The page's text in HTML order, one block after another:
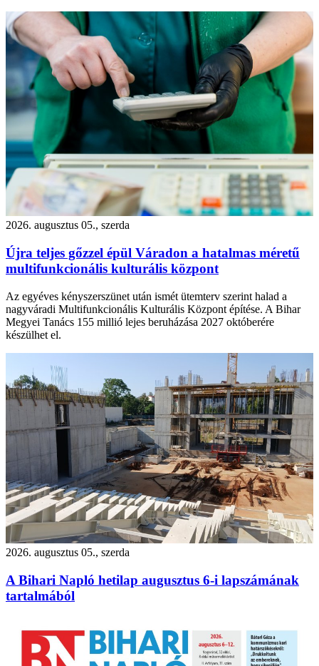
2026. augusztus 05., szerda
Újra teljes gőzzel épül Váradon a hatalmas méretű
multifunkcionális kulturális központ
Az egyéves kényszerszünet után ismét ütemterv szerint halad a
nagyváradi Multifunkcionális Kulturális Központ építése. A Bihar
Megyei Tanács 155 millió lejes beruházása 2027 októberére
készülhet el.
2026. augusztus 05., szerda
A Bihari Napló hetilap augusztus 6-i lapszámának
tartalmából